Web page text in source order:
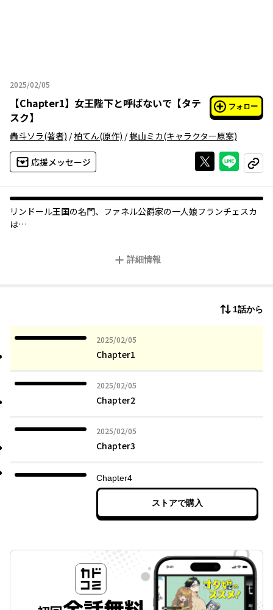
2025/02/05
2025年02月05日
【Chapter1】 女王陛下と呼ばないで【タテ
スク】
フォロー
轟斗ソラ(著者) /柏てん(原作) /梶山ミカ(キャラクター原案)
応援メッセージ Xで投稿する
ライン
コピー
リンドール王国の名門、ファネル公爵家の一人娘フランチェスカ
は
貴公子たちとの王位争いで放つ、起死回生の一手は——!?
詳細情報
1話から
2025/02/05
2025年02月05日
Chapter1
2025/02/05
2025年02月05日
Chapter2
2025/02/05
2025年02月05日
Chapter3
Chapter4
ストアで購入